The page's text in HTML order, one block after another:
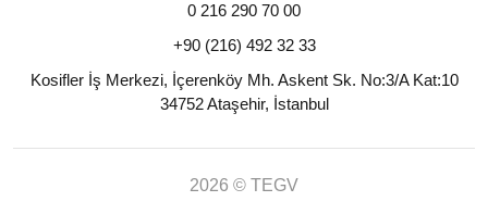
0 216 290 70 00
+90 (216) 492 32 33
Kosifler İş Merkezi, İçerenköy Mh. Askent Sk. No:3/A Kat:10
34752 Ataşehir, İstanbul
2026 © TEGV